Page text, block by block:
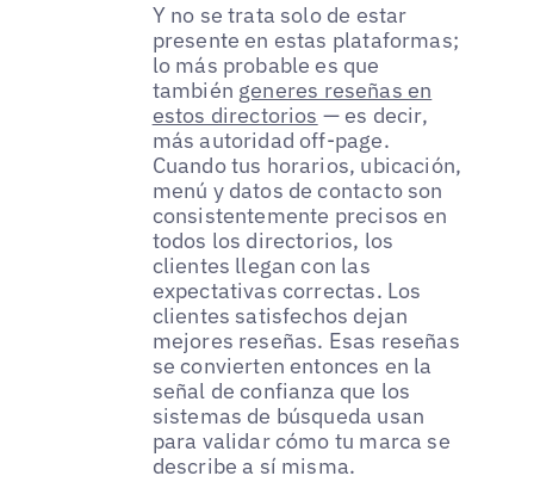
Y no se trata solo de estar
presente en estas plataformas;
lo más probable es que
también generes reseñas en
estos directorios — es decir,
más autoridad off-page.
Cuando tus horarios, ubicación,
menú y datos de contacto son
consistentemente precisos en
todos los directorios, los
clientes llegan con las
expectativas correctas. Los
clientes satisfechos dejan
mejores reseñas. Esas reseñas
se convierten entonces en la
señal de confianza que los
sistemas de búsqueda usan
para validar cómo tu marca se
describe a sí misma.